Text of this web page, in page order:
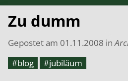
Zu dumm
Gepostet am 01.11.2008 in
#blog
#jubiläum